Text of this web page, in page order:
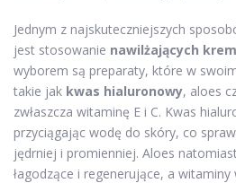
Jednym z najskuteczniejszych
jest stosowanie nawilżających
wyborem są preparaty, które w
takie jak kwas hialuronowy, aloes
zwłaszcza witaminę E i C. Kwas
przyciągając wodę do skóry, co
jędrniej i promienniej. Aloes
łagodzące i regenerujące, a